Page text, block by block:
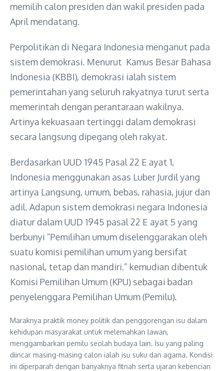
memilih calon presiden dan wakil presiden pada
April mendatang.
Perpolitikan di Negara Indonesia menganut pada
sistem demokrasi. Menurut Kamus Besar Bahasa
Indonesia (KBBI), demokrasi ialah sistem
pemerintahan yang seluruh rakyatnya turut serta
memerintah dengan perantaraan wakilnya.
Artinya kekuasaan tertinggi dalam demokrasi
secara langsung dipegang oleh rakyat.
Berdasarkan UUD 1945 Pasal 22 E ayat 1,
Indonesia menggunakan asas Luber Jurdil yang
artinya Langsung, umum, bebas, rahasia, jujur dan
adil. Adapun sistem demokrasi negara Indonesia
diatur dalam UUD 1945 pasal 22 E ayat 5 yang
berbunyi “Pemilihan umum diselenggarakan oleh
suatu komisi pemilihan umum yang bersifat
nasional, tetap dan mandiri.” kemudian dibentuk
Komisi Pemilihan Umum (KPU) sebagai badan
penyelenggara Pemilihan Umum (Pemilu).
Maraknya praktik money politik dan penggorengan isu dalam
kehidupan masyarakat untuk melemahkan lawan,
menggambarkan pemilu seolah budaya lain. Isu yang paling
diincar masing-masing calon ialah isu suku dan agama. Kondisi
ini diperparah dengan banyaknya fitnah serta ujaran kebencian